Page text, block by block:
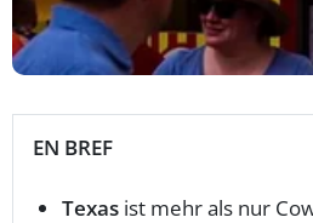
EN BREF
Texas ist mehr als nur